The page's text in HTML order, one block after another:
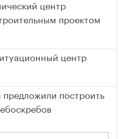
центр
проектом
центр
построить